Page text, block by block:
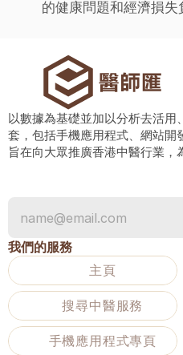
的健康問題和經濟損失
以數據為基礎並加以分析去活
套，包括手機應用程式、網站開
旨在向大眾推廣香港中醫行業，
我們的服務
主頁
搜尋中醫服務
手機應用程式專頁